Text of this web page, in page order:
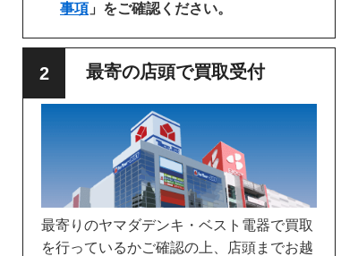
事項 」をご確認ください。
最寄の店頭で買取受付
最寄りのヤマダデンキ・ベスト電器で買取
を行っているかご確認の上、店頭までお越